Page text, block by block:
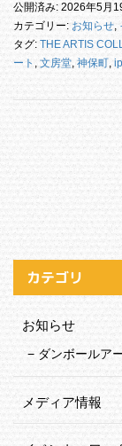
公開済み: 2026年5月
カテゴリー: お知らせ,
タグ: THE ARTIS
ート , 文房堂, 神保町,
カテゴリ
お知らせ
ダンボールア
メディア情報